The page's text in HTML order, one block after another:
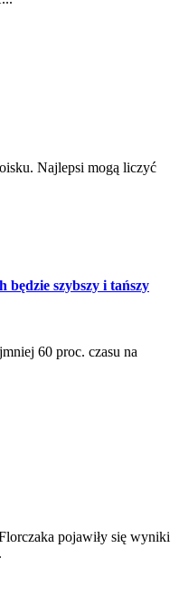
Najlepsi mogą liczyć
szybszy i tańszy
60 proc. czasu na
pojawiły się wyniki